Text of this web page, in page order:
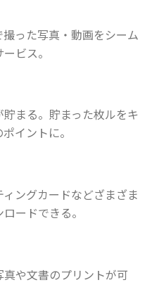
った写真・動画をシーム
ビス。
まる。貯まった枚ルをキ
イントに。
ングカードなどざまざま
ードできる。
や文書のプリントが可